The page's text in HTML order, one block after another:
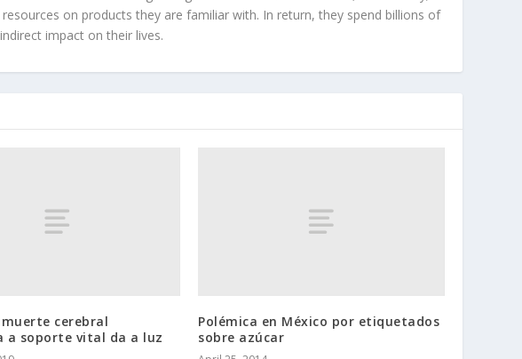
on products they are familiar with. In return, they spend billions of
impact on their lives.
muerte cerebral
a soporte vital da a luz
Polémica en México por etiquetados
sobre azúcar